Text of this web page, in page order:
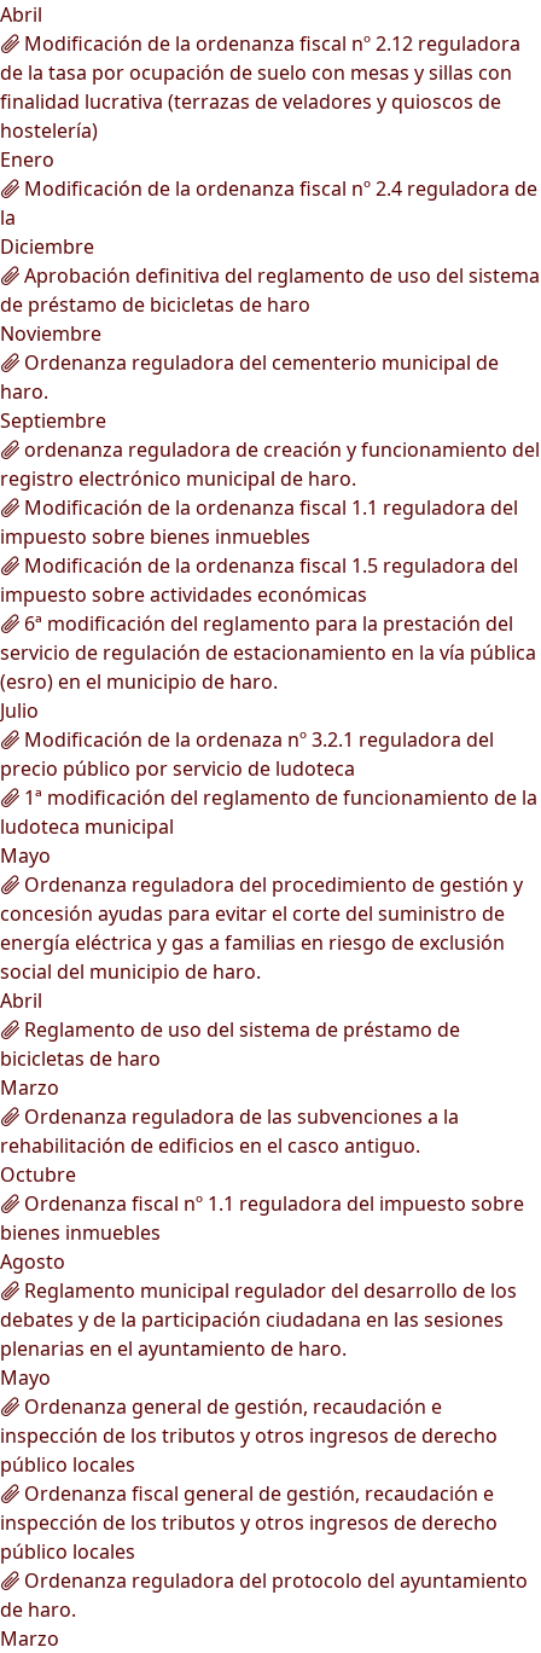
Abril
Modificación de la ordenanza fiscal nº 2.12 reguladora
de la tasa por ocupación de suelo con mesas y sillas con
finalidad lucrativa (terrazas de veladores y quioscos de
hostelería)
Enero
Modificación de la ordenanza fiscal nº 2.4 reguladora de
la
Diciembre
Aprobación definitiva del reglamento de uso del sistema
de préstamo de bicicletas de haro
Noviembre
Ordenanza reguladora del cementerio municipal de
haro.
Septiembre
ordenanza reguladora de creación y funcionamiento del
registro electrónico municipal de haro.
Modificación de la ordenanza fiscal 1.1 reguladora del
impuesto sobre bienes inmuebles
Modificación de la ordenanza fiscal 1.5 reguladora del
impuesto sobre actividades económicas
6ª modificación del reglamento para la prestación del
servicio de regulación de estacionamiento en la vía pública
(esro) en el municipio de haro.
Julio
Modificación de la ordenaza nº 3.2.1 reguladora del
precio público por servicio de ludoteca
1ª modificación del reglamento de funcionamiento de la
ludoteca municipal
Mayo
Ordenanza reguladora del procedimiento de gestión y
concesión ayudas para evitar el corte del suministro de
energía eléctrica y gas a familias en riesgo de exclusión
social del municipio de haro.
Abril
Reglamento de uso del sistema de préstamo de
bicicletas de haro
Marzo
Ordenanza reguladora de las subvenciones a la
rehabilitación de edificios en el casco antiguo.
Octubre
Ordenanza fiscal nº 1.1 reguladora del impuesto sobre
bienes inmuebles
Agosto
Reglamento municipal regulador del desarrollo de los
debates y de la participación ciudadana en las sesiones
plenarias en el ayuntamiento de haro.
Mayo
Ordenanza general de gestión, recaudación e
inspección de los tributos y otros ingresos de derecho
público locales
Ordenanza fiscal general de gestión, recaudación e
inspección de los tributos y otros ingresos de derecho
público locales
Ordenanza reguladora del protocolo del ayuntamiento
de haro.
Marzo